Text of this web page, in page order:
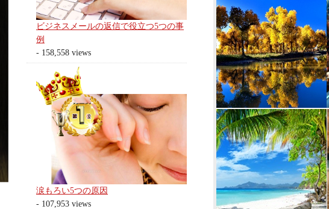
ビジネスメールの返信で役立つ5つの事
例
- 158,558 views
涙もろい5つの原因
- 107,953 views